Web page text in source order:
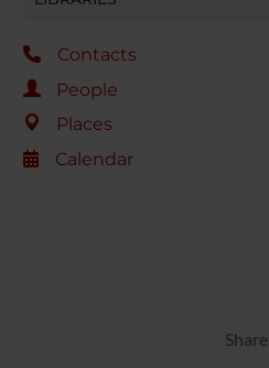
Contacts
People
Places
Calendar
Share